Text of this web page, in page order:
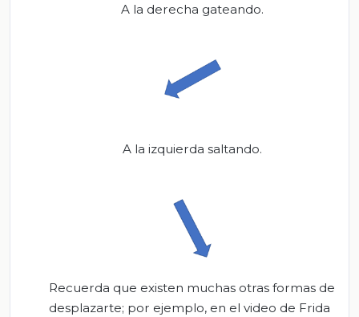
A la derecha gateando.
A la izquierda saltando.
Recuerda que existen muchas otras formas de
desplazarte; por ejemplo, en el video de Frida